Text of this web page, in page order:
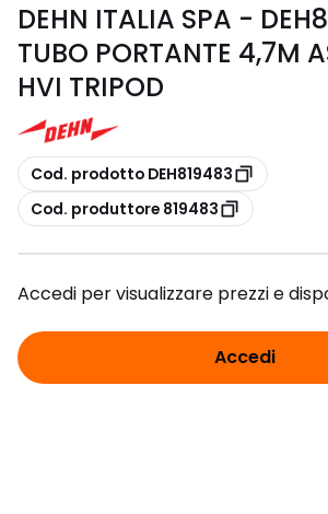
DEHN ITALIA SPA -
TUBO PORTANTE 4,7M
HVI TRIPOD
copia
Cod. prodotto DEH819483
copia
Cod. produttore 819483
Accedi per visualizzare prezzi e
Accedi